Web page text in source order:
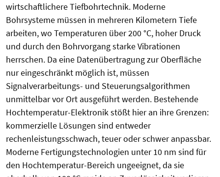
wirtschaftlichere Tiefbohrtechnik. Moderne
Bohrsysteme müssen in mehreren Kilometern Tiefe
arbeiten, wo Temperaturen über 200 °C, hoher Druck
und durch den Bohrvorgang starke Vibrationen
herrschen. Da eine Datenübertragung zur Oberfläche
nur eingeschränkt möglich ist, müssen
Signalverarbeitungs- und Steuerungsalgorithmen
unmittelbar vor Ort ausgeführt werden. Bestehende
Hochtemperatur-Elektronik stößt hier an ihre Grenzen:
kommerzielle Lösungen sind entweder
rechenleistungsschwach, teuer oder schwer anpassbar.
Moderne Fertigungstechnologien unter 10 nm sind für
den Hochtemperatur-Bereich ungeeignet, da sie